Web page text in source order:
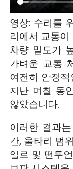
영상: 수리를
리에서 교통
차량 밀도가
가벼운 교통
여전히 안정
지난 며칠 동
않았습니다.
이러한 결과
간, 울타리 범
입로 및 떤투